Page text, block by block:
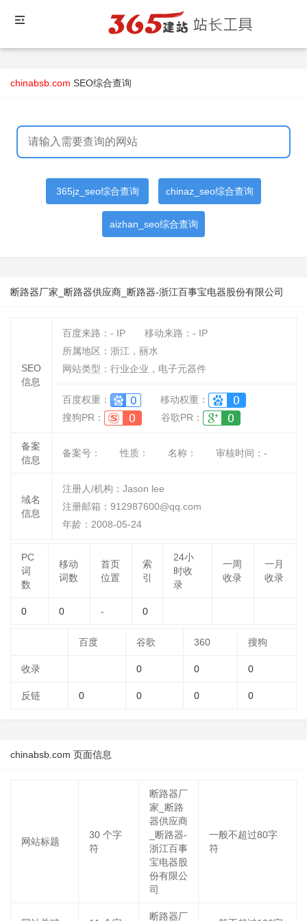
chinabsb.com SEO综合查询
365jz_seo综合查询 chinaz_seo综合查询
aizhan_seo综合查询
断路器厂家_断路器供应商_断路器-浙江百事宝电器股份有限公司
SEO
信息
百度来路： - IP 移动来路： - IP
所属地区：浙江，丽水
网站类型：行业企业，电子元器件
百度权重：
移动权重：
搜狗PR：
谷歌PR：
备案
信息
备案号： 性质： 名称： 审核时间： -
域名
信息
注册人/机构：Jason lee
注册邮箱：912987600@qq.com
年龄：2008-05-24
PC
词
数
移动
词数
首页
位置
索
引
24小
时收
录
一周
收录
一月
收录
0 0 - 0
百度 谷歌 360 搜狗
收录 0 0 0
反链 0 0 0 0
chinabsb.com 页面信息
网站标题
30 个字
符
断路器厂
家_断路
器供应商
_断路器-
浙江百事
宝电器股
份有限公
司
一般不超过80字
符
断路器厂